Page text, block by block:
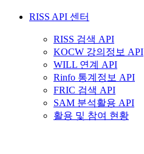
RISS API 센터
RISS 검색 API
KOCW 강의정보 API
WILL 연계 API
Rinfo 통계정보 API
FRIC 검색 API
SAM 분석활용 API
활용 및 참여 현황